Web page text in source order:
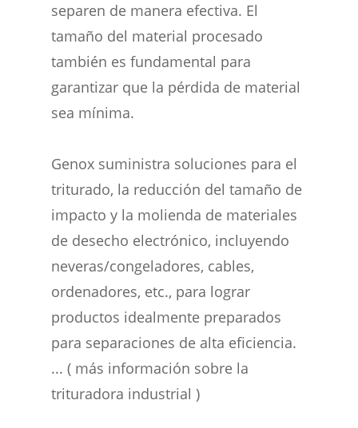
separen de manera efectiva. El
tamaño del material procesado
también es fundamental para
garantizar que la pérdida de material
sea mínima.
Genox suministra soluciones para el
triturado, la reducción del tamaño de
impacto y la molienda de materiales
de desecho electrónico, incluyendo
neveras/congeladores, cables,
ordenadores, etc., para lograr
productos idealmente preparados
para separaciones de alta eficiencia.
... ( más información sobre la
trituradora industrial )